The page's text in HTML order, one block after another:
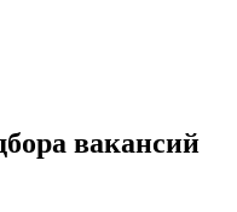
вакансий